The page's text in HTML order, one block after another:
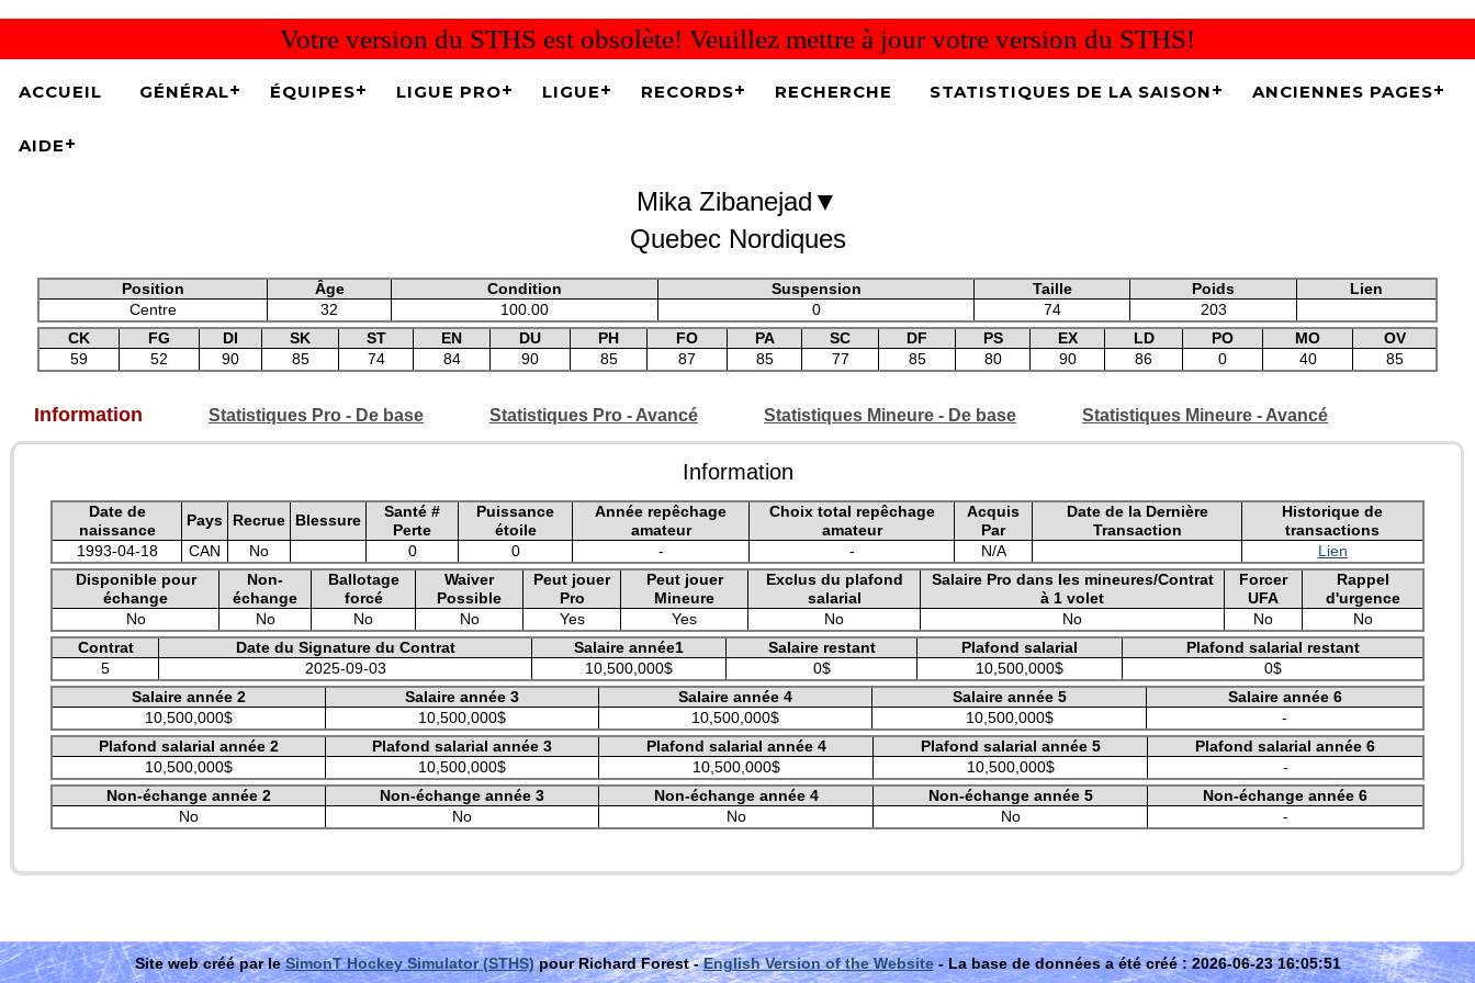
Votre version du STHS est obsolète! Veuillez mettre à jour votre version du STHS!
ACCUEIL GÉNÉRAL ÉQUIPES LIGUE PRO LIGUE RECORDS RECHERCHE STATISTIQUES DE LA SAISON ANCIENNES PAGES
AIDE
Mika Zibanejad ▼
Quebec Nordiques
Position Âge Condition Suspension Taille Poids
Lien
Centre
32 100.00 0 74
203
CK
FG DI SK ST EN DU PH FO PA SC DF PS EX LD PO MO
OV
59
52 90 85 74 84 90 85 87 85 77 85 80 90 86 0 40 85
Information Statistiques Pro - De base Statistiques Pro - Avancé Statistiques Mineure - De base Statistiques Mineure - Avancé
Information
Date de
naissance
Pays Recrue Blessure
Santé #
Perte
Puissance
étoile
Année repêchage
amateur
Choix total repêchage
amateur
Acquis
Par
Date de la Dernière
Transaction
Historique de
transactions
1993-04-18
CAN No 0 0 - - N/A
Lien
Disponible pour
échange
Non-
échange
Ballotage
forcé
Waiver
Possible
Peut jouer
Pro
Peut jouer
Mineure
Exclus du plafond
salarial
Salaire Pro dans les mineures/Contrat
à 1 volet
Forcer
UFA
Rappel
d'urgence
No
No No No Yes Yes No No No
No
Contrat
Date du Signature du Contrat Salaire année1 Salaire restant Plafond salarial
Plafond salarial restant
5
2025-09-03 10,500,000$ 0$ 10,500,000$
0$
Salaire année 2
Salaire année 3 Salaire année 4 Salaire année 5
Salaire année 6
10,500,000$
10,500,000$ 10,500,000$ 10,500,000$
-
Plafond salarial année 2
Plafond salarial année 3 Plafond salarial année 4 Plafond salarial année 5
Plafond salarial année 6
10,500,000$
10,500,000$ 10,500,000$ 10,500,000$
-
Non-échange année 2
Non-échange année 3 Non-échange année 4 Non-échange année 5
Non-échange année 6
No
No No No -
Site web créé par leSimonT Hockey Simulator (STHS)pour Richard Forest -English Version of the Website- La base de données a été créé : 2026-06-23 16:05:51